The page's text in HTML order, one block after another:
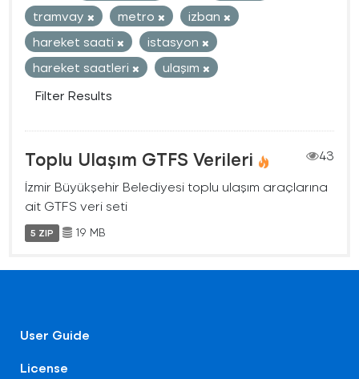
tramvay
metro
izban
hareket saati
istasyon
hareket saatleri
ulaşım
Filter Results
Toplu Ulaşım GTFS Verileri
43
İzmir Büyükşehir Belediyesi toplu ulaşım araçlarına
ait GTFS veri seti
5 ZIP 19 MB
User Guide
License